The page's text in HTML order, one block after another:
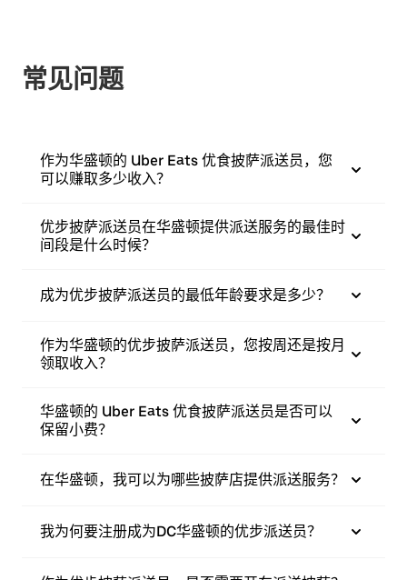
常见问题
作为华盛顿的 Uber Eats 优食披萨派送员，您
可以赚取多少收入？
优步披萨派送员在华盛顿提供派送服务的最佳时
间段是什么时候？
成为优步披萨派送员的最低年龄要求是多少？
作为华盛顿的优步披萨派送员，您按周还是按月
领取收入？
华盛顿的 Uber Eats 优食披萨派送员是否可以
保留小费？
在华盛顿，我可以为哪些披萨店提供派送服务？
我为何要注册成为DC华盛顿的优步派送员？